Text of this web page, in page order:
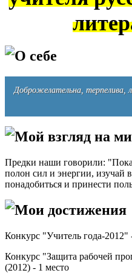
О себе
Доброжелательна, терпелива,
Мой взгляд на
Предки наши говорили:
полон сил и энергии, изучай
понадобиться и принести
Мои достижения
Конкурс "Учитель года-2012"
Конкурс "Защита рабочей
(2012) - 1 место